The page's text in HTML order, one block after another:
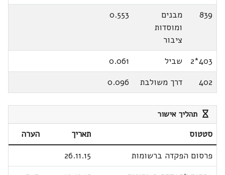
839
מבנים
ומוסדות
ציבור
0.553
403*2 שביל
0.061
402
דרך משולבת 0.096
תהליך אישור
סטטוס תאריך
הערה
פרסום הפקדה ברשומות
26.11.15